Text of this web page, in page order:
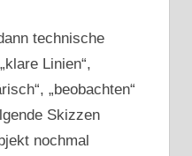
technische
Linien“,
„beobachten“
Skizzen
nochmal